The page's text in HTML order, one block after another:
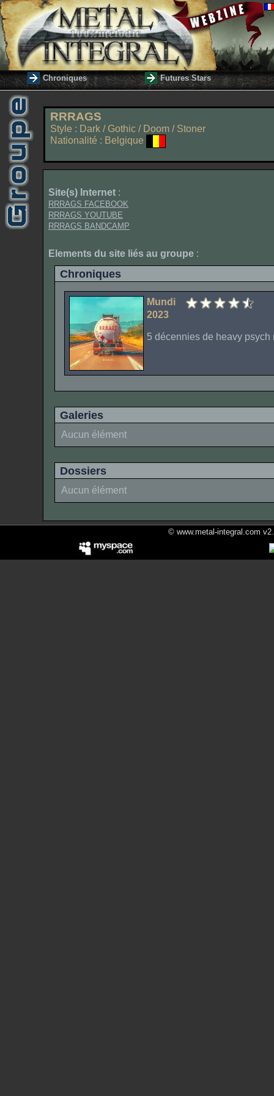
Chroniques Futures Stars
RRRAGS
Style : Dark / Gothic / Doom / Stoner
Nationalité : Belgique
Site(s) Internet :
RRRAGS FACEBOOK
RRRAGS YOUTUBE
RRRAGS BANDCAMP
Elements du site liés au groupe :
Chroniques
Mundi
2023
5 décennies de heavy psych
Galeries
Aucun élément
Dossiers
Aucun élément
© www.metal-integral.com